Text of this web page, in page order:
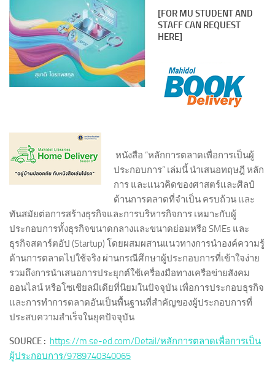
[FOR MU STUDENT AND
STAFF CAN REQUEST
HERE]
หนังสือ “หลักการตลาดเพื่อการเป็นผู้
ประกอบการ” เล่มนี้ นำเสนอทฤษฎี หลัก
การ และแนวคิดของศาสตร์และศิลป์
ด้านการตลาดที่จำเป็น ครบถ้วน และ
ทันสมัยต่อการสร้างธุรกิจและการบริหารกิจการ เหมาะกับผู้
ประกอบการทั้งธุรกิจขนาดกลางและขนาดย่อมหรือ SMEs และ
ธุรกิจสตาร์ตอัป (Startup) โดยผสมผสานแนวทางการนำองค์ความรู้
ด้านการตลาดไปใช้จริง ผ่านกรณีศึกษาผู้ประกอบการที่เข้าใจง่าย
รวมถึงการนำเสนอการประยุกต์ใช้เครื่องมือทางเครือข่ายสังคม
ออนไลน์ หรือโซเชียลมีเดียที่นิยมในปัจจุบัน เพื่อการประกอบธุรกิจ
และการทำการตลาดอันเป็นพื้นฐานที่สำคัญของผู้ประกอบการที่
ประสบความสำเร็จในยุคปัจจุบัน
SOURCE : https://m.se-ed.com/Detail/หลักการตลาดเพื่อการเป็น
ผู้ประกอบการ/9789740340065